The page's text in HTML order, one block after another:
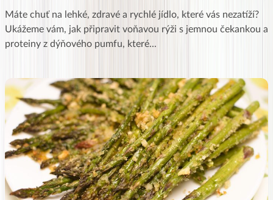
Máte chuť na lehké, zdravé a rychlé jídlo, které vás nezatíží?
Ukážeme vám, jak připravit voňavou rýži s jemnou čekankou a
proteiny z dýňového pumfu, které...